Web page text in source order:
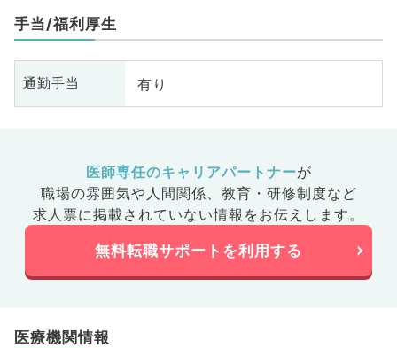
手当/福利厚生
通勤手当 有り
医師専任のキャリアパートナーが
職場の雰囲気や人間関係、 教育・研修制度など
求人票に掲載されていない情報をお伝えします。
無料転職サポートを利用する
医療機関情報